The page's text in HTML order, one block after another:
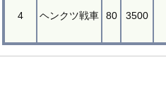
4 ヘンクツ戦車 80 3500